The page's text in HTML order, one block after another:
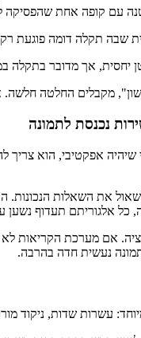
עם קופה אחת שהפסיקה
תקלה דומה פוגעת רק
יחסית, אך מדובר בתקלה
מקבלים החלטה
נכנסת לתמונה
שיהיה אפקטיבי, הוא
את השאלות הנכונות.
כל אלגוריתם תעדוף נשען
אם מערכת הקריאות לא
נעשית חדה בהרבה.
עשרות שדות, ניקוד